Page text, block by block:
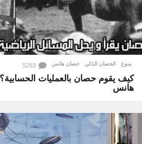
منوع الحصان الذكي ,
حصان هانس 5263
كيف يقوم حصان بالعمليات
هانس